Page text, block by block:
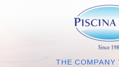
THE COMPANY